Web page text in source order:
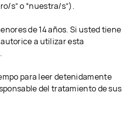
s” o “nuestra/s”).
de 14 años. Si usted tiene
a utilizar esta
para leer detenidamente
del tratamiento de sus